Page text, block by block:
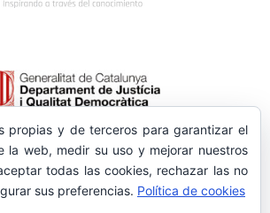
propias y de terceros para garantizar el
la web, medir su uso y mejorar nuestros
todas las cookies, rechazar las no
sus preferencias. Política de cookies